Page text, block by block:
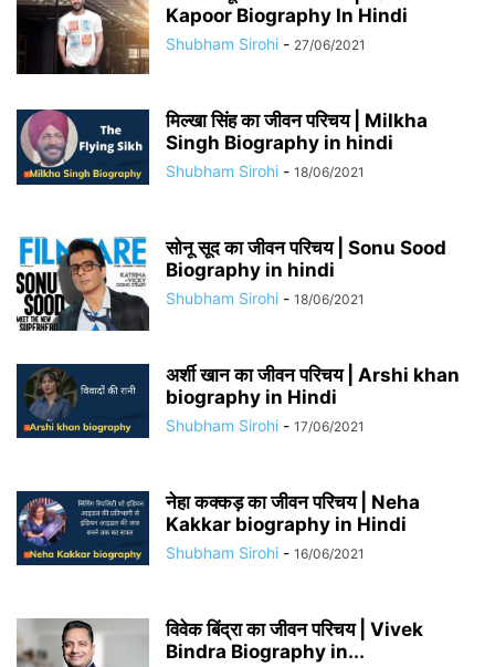
Kapoor Biography In Hindi
Shubham Sirohi - 27/06/2021
मिल्खा सिंह का जीवन परिचय | Milkha
Singh Biography in hindi
Shubham Sirohi - 18/06/2021
सोनू सूद का जीवन परिचय | Sonu Sood
Biography in hindi
Shubham Sirohi - 18/06/2021
अर्शी खान का जीवन परिचय | Arshi khan
biography in Hindi
Shubham Sirohi - 17/06/2021
नेहा कक्कड़ का जीवन परिचय | Neha
Kakkar biography in Hindi
Shubham Sirohi - 16/06/2021
विवेक बिंद्रा का जीवन परिचय | Vivek
Bindra Biography in...